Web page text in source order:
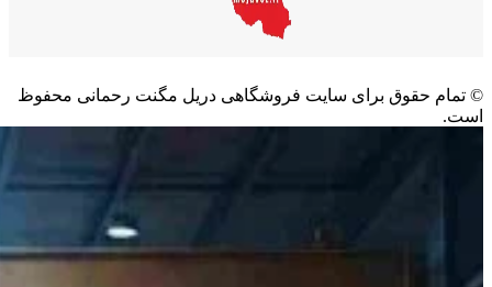
©️ تمام حقوق برای سایت فروشگاهی دریل مگنت رحمانی محفوظ
است.